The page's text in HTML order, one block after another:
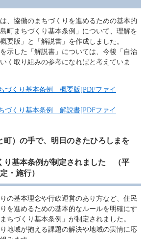
、協働のまちづくりを進めるための基本的
町まちづくり基本条例」について、理解を
要版」と「解説書」を作成しました。
示した「解説書」については、今後「自治
く取り組みの参考になればと考えていま
づくり基本条例 概要版[PDFファイ
づくり基本条例 解説書[PDFファイ
町）の手で、明日のきたひろしまを
り基本条例が制定されました （平
・施行）
の基本理念や行政運営のあり方など、住民
を進めるための基本的なルールを明確にす
ちづくり基本条例」が制定されました。
地域が抱える課題の解決や地域の実情に応